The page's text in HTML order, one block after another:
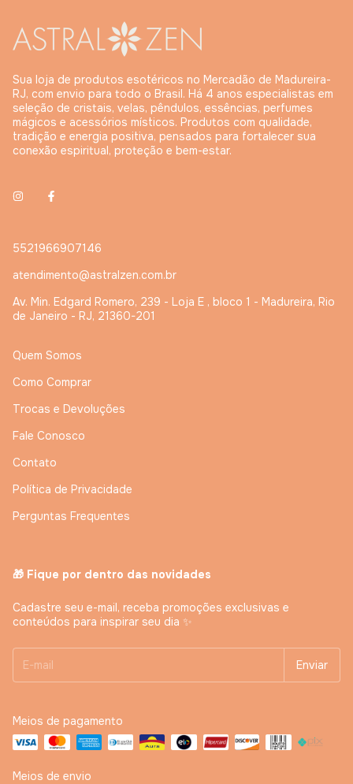
Sua loja de produtos esotéricos no Mercadão de Madureira-
RJ, com envio para todo o Brasil. Há 4 anos especialistas em
seleção de cristais, velas, pêndulos, essências, perfumes
mágicos e acessórios místicos. Produtos com qualidade,
tradição e energia positiva, pensados para fortalecer sua
conexão espiritual, proteção e bem-estar.
5521966907146
atendimento@astralzen.com.br
Av. Min. Edgard Romero, 239 - Loja E , bloco 1 - Madureira, Rio
de Janeiro - RJ, 21360-201
Quem Somos
Como Comprar
Trocas e Devoluções
Fale Conosco
Contato
Política de Privacidade
Perguntas Frequentes
🎁 Fique por dentro das novidades
Cadastre seu e-mail, receba promoções exclusivas e
conteúdos para inspirar seu dia ✨
Meios de pagamento
Meios de envio